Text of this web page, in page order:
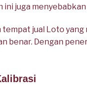
juga
jual Loto
benar. Dengan